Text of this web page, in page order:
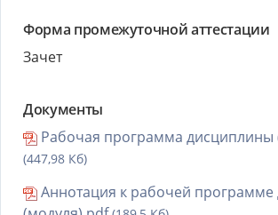
Форма промежуточной аттестации
Зачет
Документы
Рабочая программа дисциплины
(447,98 Кб)
Аннотация к рабочей